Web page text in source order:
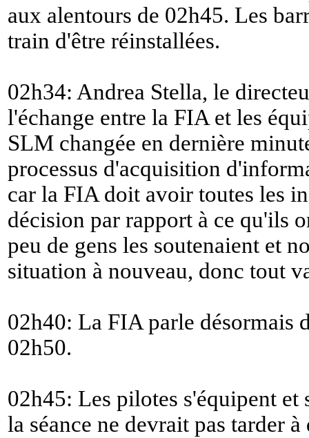
aux alentours de 02h45. Les
train d'être réinstallées.
02h34: Andrea Stella, le
l'échange entre la FIA et les
SLM changée en dernière
processus d'acquisition
car la FIA doit avoir toutes les
décision par rapport à ce qu'ils
peu de gens les soutenaient et
situation à nouveau, donc tout
02h40: La FIA parle désormais
02h50.
02h45: Les pilotes s'équipent et
la séance ne devrait pas tarder à